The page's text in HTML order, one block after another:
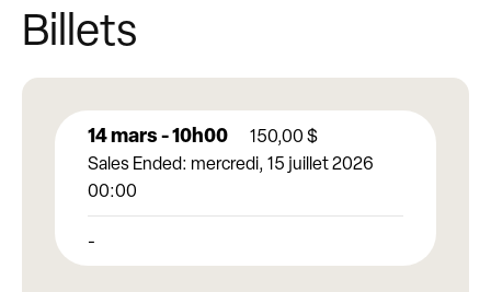
Billets
14 mars - 10h00 150,00$
Sales Ended: mercredi, 15 juillet 2026
00:00
-